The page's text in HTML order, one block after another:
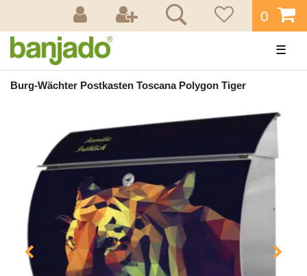
0
☰
Burg-Wächter Postkasten Toscana Polygon Tiger